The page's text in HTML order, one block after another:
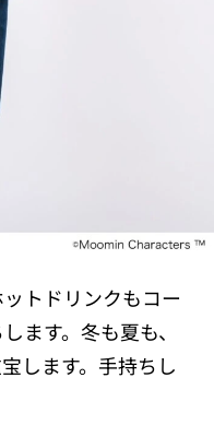
トドリンクもコー
ます。冬も夏も、
します。手持ちし